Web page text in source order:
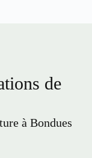
de
à Bondues